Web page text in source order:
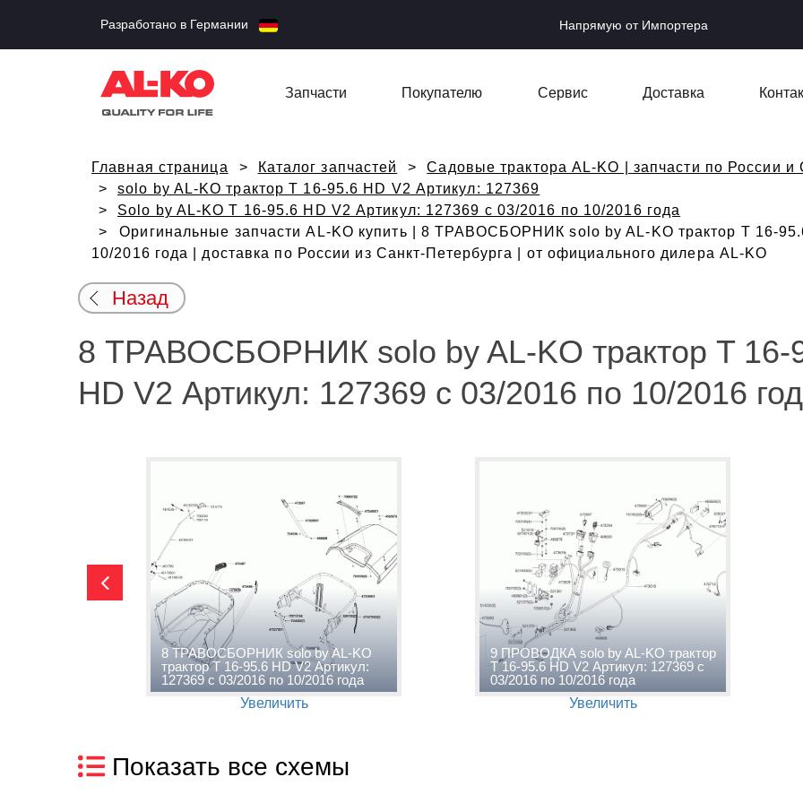
Разработано в Германии Напрямую от Импортера
Запчасти Покупателю Сервис Доставка
Главная страница Каталог запчастей
Садовые трактора AL-KO | запчасти по России
solo by AL-KO трактор T 16-95.6 HD V2 Артикул: 127369
Solo by AL-KO T 16-95.6 HD V2 Артикул: 127369 с 03/2016 по 10/2016 года
Оригинальные запчасти AL-KO купить | 8 ТРАВОСБОРНИК solo by AL-KO трактор T 16-
10/2016 года | доставка по России из Санкт-Петербурга | от официального дилера AL-KO
Назад
8 ТРАВОСБОРНИК solo by AL-KO трактор T 16-
HD V2 Артикул: 127369 с 03/2016 по 10/2016
8 ТРАВОСБОРНИК solo by AL-KO
трактор T 16-95.6 HD V2 Артикул:
127369 с 03/2016 по 10/2016 года
Увеличить
9 ПРОВОДКА solo by AL-KO трактор
T 16-95.6 HD V2 Артикул: 127369 с
03/2016 по 10/2016 года
Увеличить
Показать все схемы